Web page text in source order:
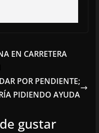
EN CARRETERA
POR PENDIENTE;
PIDIENDO AYUDA
gustar